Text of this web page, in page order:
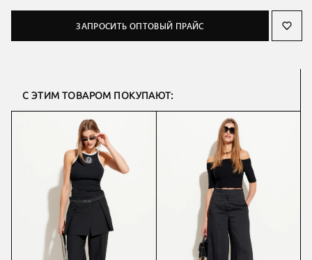
ЗАПРОСИТЬ ОПТОВЫЙ ПРАЙС
С ЭТИМ ТОВАРОМ ПОКУПАЮТ: